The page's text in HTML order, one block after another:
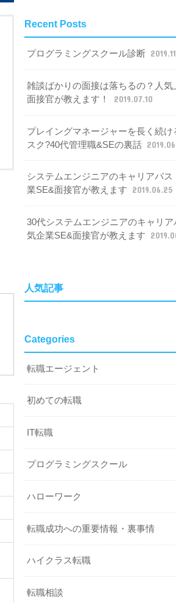
Recent Posts
プログラミングスクール診断
雑談ばかりの面接は落ちるの？人気
面接官が教えます！
2019.07.10
プレイングマネージャーを長く続け
スク?40代管理職&SEの裏話
システムエンジニアのキャリアパス
業SE&面接官が教えます
2019.06.25
30代システムエンジニアのキャリア
気企業SE&面接官が教えます
人気記事
Categories
転職エージェント
初めての転職
IT転職
プログラミングスクール
ハローワーク
転職成功への重要情報・裏事情
ハイクラス転職
転職相談